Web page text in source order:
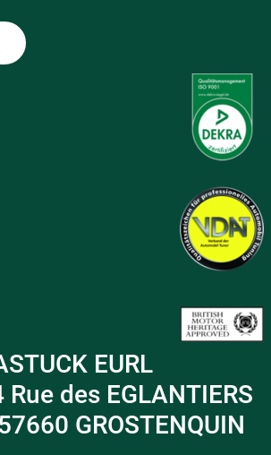
EURL
Rue des EGLANTIERS
GROSTENQUIN